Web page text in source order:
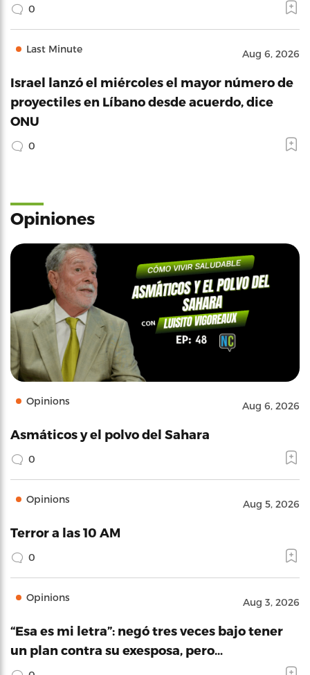
0
Last Minute Aug 6, 2026
Israel lanzó el miércoles el mayor número de
proyectiles en Líbano desde acuerdo, dice
ONU
0
Opiniones
Opinions Aug 6, 2026
Asmáticos y el polvo del Sahara
0
Opinions Aug 5, 2026
Terror a las 10 AM
0
Opinions Aug 3, 2026
“Esa es mi letra”: negó tres veces bajo tener
un plan contra su exesposa, pero…